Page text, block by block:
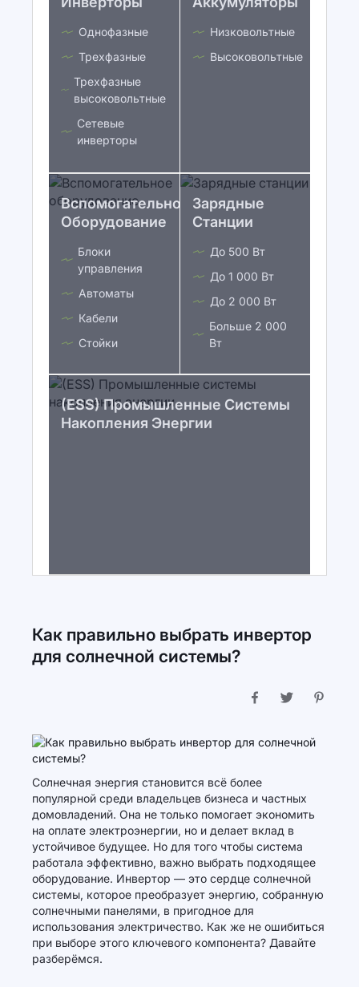
Однофазные
Трехфазные
Трехфазные
высоковольтные
Сетевые
инверторы
Низковольтные
Высоковольтные
Вспомогательное
Оборудование
Блоки
управления
Автоматы
Кабели
Стойки
Зарядные
Станции
До 500 Вт
До 1 000 Вт
До 2 000 Вт
Больше 2 000
Вт
(ESS) Промышленные Системы
Накопления Энергии
Как правильно выбрать инвертор
для солнечной системы?
Солнечная энергия становится всё более
популярной среди владельцев бизнеса и частных
домовладений. Она не только помогает экономить
на оплате электроэнергии, но и делает вклад в
устойчивое будущее. Но для того чтобы система
работала эффективно, важно выбрать подходящее
оборудование. Инвертор — это сердце солнечной
системы, которое преобразует энергию, собранную
солнечными панелями, в пригодное для
использования электричество. Как же не ошибиться
при выборе этого ключевого компонента? Давайте
разберёмся.